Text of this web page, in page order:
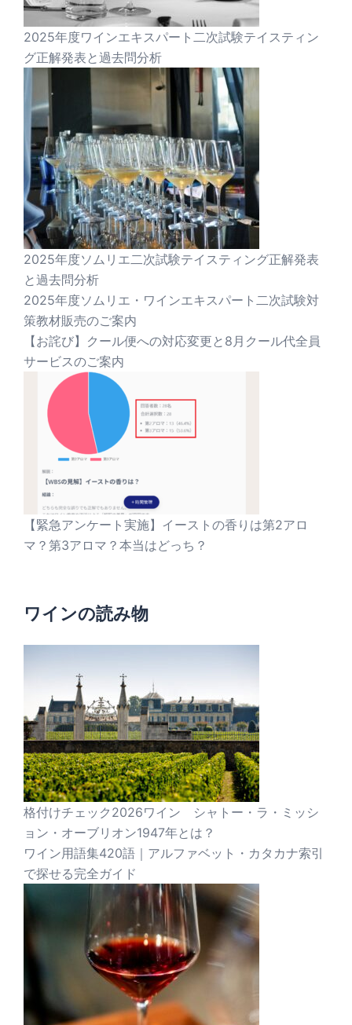
2025年度ワインエキスパート二次試験テイスティン
グ正解発表と過去問分析
2025年度ソムリエ二次試験テイスティング正解発表
と過去問分析
2025年度ソムリエ・ワインエキスパート二次試験対
策教材販売のご案内
【お詫び】クール便への対応変更と8月クール代全員
サービスのご案内
【緊急アンケート実施】イーストの香りは第2アロ
マ？第3アロマ？本当はどっち？
ワインの読み物
格付けチェック2026ワイン シャトー・ラ・ミッシ
ョン・オーブリオン1947年とは？
ワイン用語集420語｜アルファベット・カタカナ索引
で探せる完全ガイド